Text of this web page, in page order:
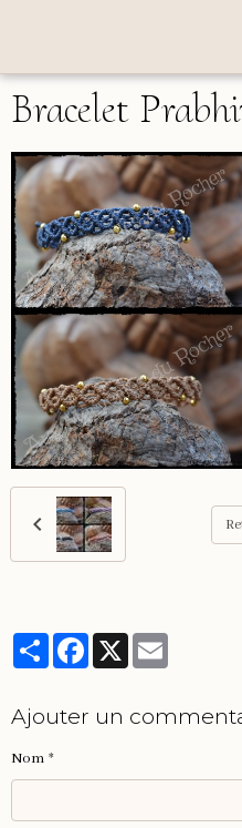
Bracelet
PartagerFacebook
X
Ajouter un
Nom